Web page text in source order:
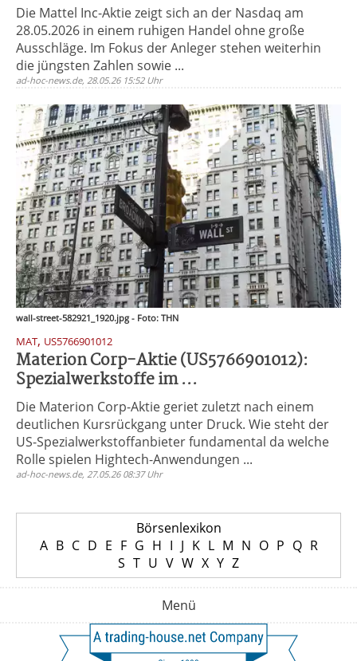
Die Mattel Inc-Aktie zeigt sich an der Nasdaq am
28.05.2026 in einem ruhigen Handel ohne große
Ausschläge. Im Fokus der Anleger stehen weiterhin
die jüngsten Zahlen sowie ...
ad-hoc-news.de, 28.05.26 15:52 Uhr
wall-street-582921_1920.jpg - Foto: THN
MAT, US5766901012
Materion Corp-Aktie (US5766901012):
Spezialwerkstoffe im ...
Die Materion Corp-Aktie geriet zuletzt nach einem
deutlichen Kursrückgang unter Druck. Wie steht der
US-Spezialwerkstoffanbieter fundamental da welche
Rolle spielen Hightech-Anwendungen ...
ad-hoc-news.de, 27.05.26 08:37 Uhr
Börsenlexikon
A B C D E F G H I J K L M N O P Q R
S T U V W X Y Z
Menü